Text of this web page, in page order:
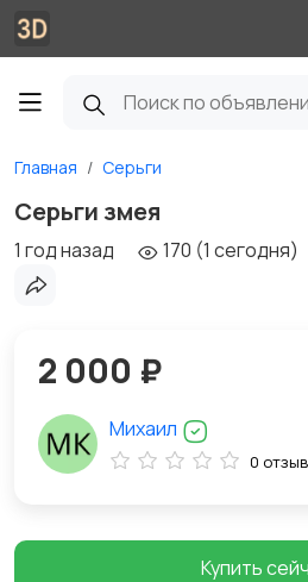
Главная Серьги
Серьги змея
1 год назад 170 (1 сегодня)
2 000 ₽
Михаил
0
Купить